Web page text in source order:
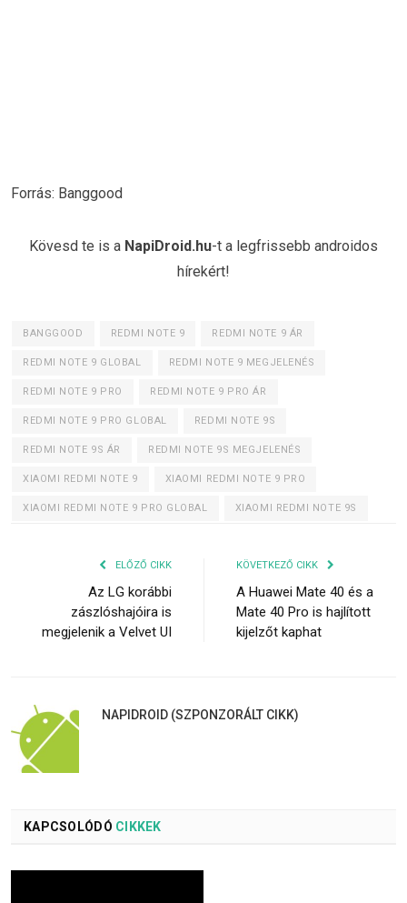
Forrás: Banggood
Kövesd te is a NapiDroid.hu-t a legfrissebb androidos
hírekért!
BANGGOOD REDMI NOTE 9 REDMI NOTE 9 ÁR
REDMI NOTE 9 GLOBAL REDMI NOTE 9 MEGJELENÉS
REDMI NOTE 9 PRO REDMI NOTE 9 PRO ÁR
REDMI NOTE 9 PRO GLOBAL REDMI NOTE 9S
REDMI NOTE 9S ÁR REDMI NOTE 9S MEGJELENÉS
XIAOMI REDMI NOTE 9 XIAOMI REDMI NOTE 9 PRO
XIAOMI REDMI NOTE 9 PRO GLOBAL XIAOMI REDMI NOTE 9S
ELŐZŐ CIKK
Az LG korábbi
zászlóshajóira is
megjelenik a Velvet UI
KÖVETKEZŐ CIKK
A Huawei Mate 40 és a
Mate 40 Pro is hajlított
kijelzőt kaphat
NAPIDROID (SZPONZORÁLT CIKK)
KAPCSOLÓDÓ CIKKEK